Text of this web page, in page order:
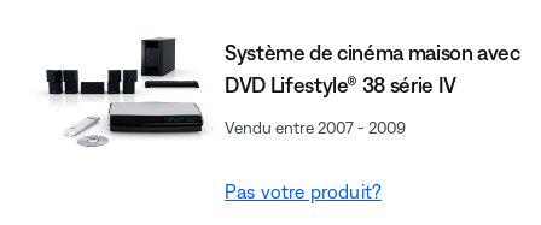
Système de cinéma maison avec
DVD Lifestyle® 38 série IV
Vendu entre 2007 - 2009
Pas votre produit?